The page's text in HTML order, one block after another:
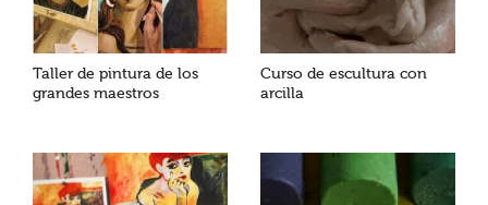
Taller de pintura de los
grandes maestros
Curso de escultura con
arcilla